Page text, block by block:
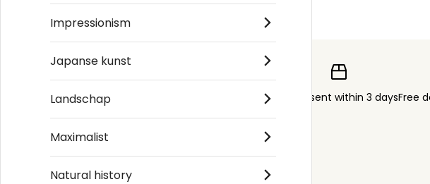
Order sent within 3 daysFree
Impressionism
Japanse kunst
Landschap
Maximalist
Natural history